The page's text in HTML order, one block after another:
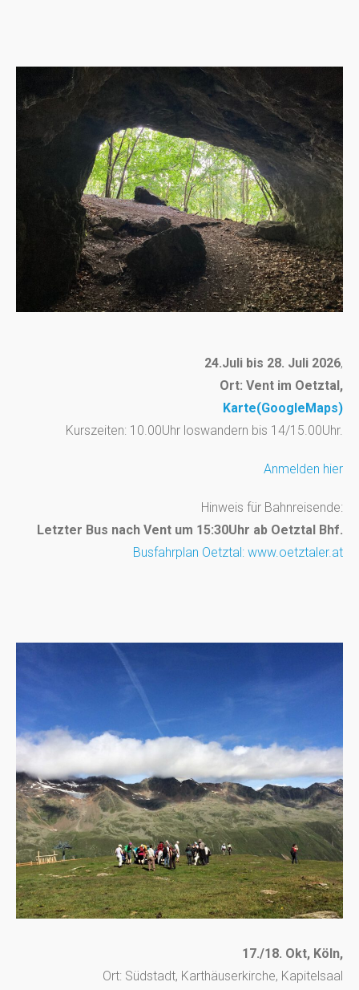
24.Juli bis 28. Juli 2026,
Ort: Vent im Oetztal,
Karte(GoogleMaps)
Kurszeiten: 10.00Uhr loswandern bis 14/15.00Uhr.
Anmelden hier
Hinweis für Bahnreisende:
Letzter Bus nach Vent um 15:30Uhr ab Oetztal Bhf.
Busfahrplan Oetztal: www.oetztaler.at
17./18. Okt, Köln,
Ort: Südstadt, Karthäuserkirche, Kapitelsaal